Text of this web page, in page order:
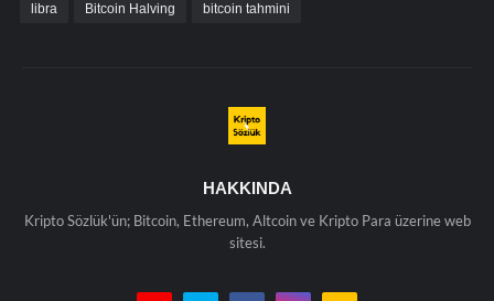
libra Bitcoin Halving bitcoin tahmini
HAKKINDA
Kripto Sözlük'ün; Bitcoin, Ethereum, Altcoin ve Kripto Para üzerine web
sitesi.